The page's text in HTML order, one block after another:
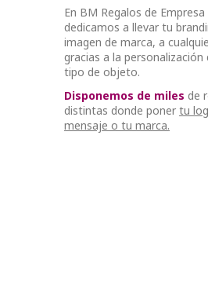
En BM Regalos de Empresa
dedicamos a llevar tu
imagen de marca, a
gracias a la personalización
tipo de objeto.
Disponemos de miles de
distintas donde poner tu
mensaje o tu marca.